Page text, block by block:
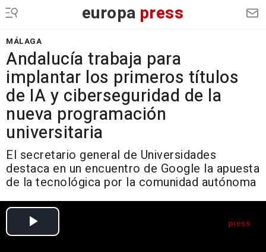
europa press
MÁLAGA
Andalucía trabaja para
implantar los primeros títulos
de IA y ciberseguridad de la
nueva programación
universitaria
El secretario general de Universidades
destaca en un encuentro de Google la apuesta
de la tecnológica por la comunidad autónoma